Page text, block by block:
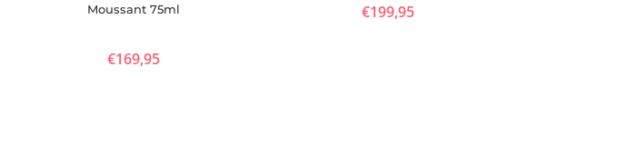
Moussant 75ml
€169,95
€199,95